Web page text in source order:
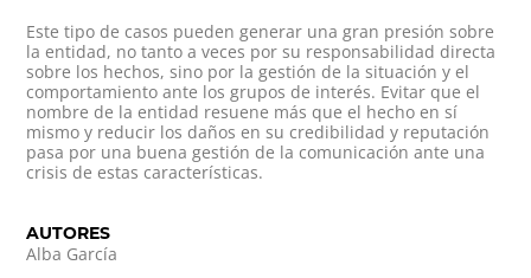
Este tipo de casos pueden generar una gran presión sobre
la entidad, no tanto a veces por su responsabilidad directa
sobre los hechos, sino por la gestión de la situación y el
comportamiento ante los grupos de interés. Evitar que el
nombre de la entidad resuene más que el hecho en sí
mismo y reducir los daños en su credibilidad y reputación
pasa por una buena gestión de la comunicación ante una
crisis de estas características.
AUTORES
Alba García